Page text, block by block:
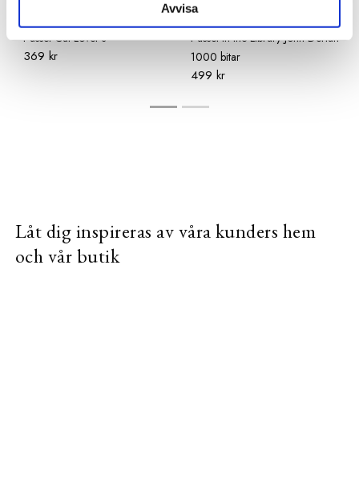
Avvisa
Pussel Cat Lover's
369 kr
Pussel In the Library John Derian
1000 bitar
499 kr
Låt dig inspireras av våra kunders hem
och vår butik